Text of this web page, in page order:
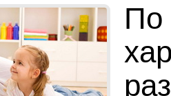
По